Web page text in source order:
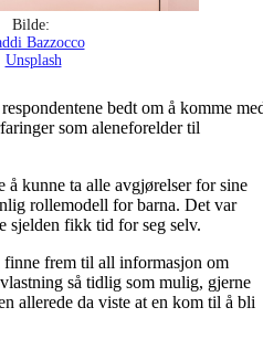
Bilde:
Bazzocco
Unsplash
bedt om å komme
som aleneforelder til
kunne ta alle avgjørelser for sine
rollemodell for barna. Det var
sjelden fikk tid for seg selv.
finne frem til all informasjon om
så tidlig som mulig, gjerne
allerede da viste at en kom til å bli